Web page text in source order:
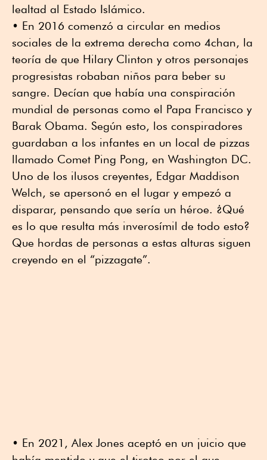
lealtad al Estado Islámico.
• En 2016 comenzó a circular en medios
sociales de la extrema derecha como 4chan, la
teoría de que Hilary Clinton y otros personajes
progresistas robaban niños para beber su
sangre. Decían que había una conspiración
mundial de personas como el Papa Francisco y
Barak Obama. Según esto, los conspiradores
guardaban a los infantes en un local de pizzas
llamado Comet Ping Pong, en Washington DC.
Uno de los ilusos creyentes, Edgar Maddison
Welch, se apersonó en el lugar y empezó a
disparar, pensando que sería un héroe. ¿Qué
es lo que resulta más inverosímil de todo esto?
Que hordas de personas a estas alturas siguen
creyendo en el “pizzagate”.
• En 2021, Alex Jones aceptó en un juicio que